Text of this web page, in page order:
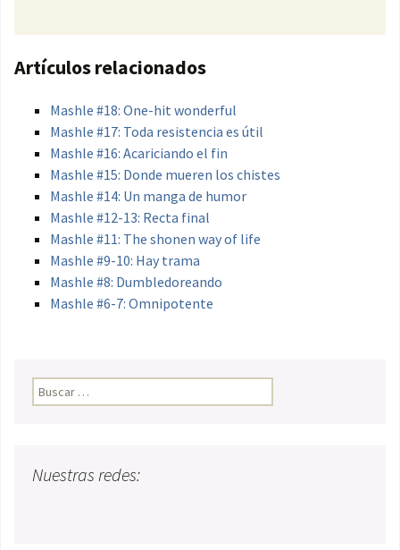
Artículos relacionados
Mashle #18: One-hit wonderful
Mashle #17: Toda resistencia es útil
Mashle #16: Acariciando el fin
Mashle #15: Donde mueren los chistes
Mashle #14: Un manga de humor
Mashle #12-13: Recta final
Mashle #11: The shonen way of life
Mashle #9-10: Hay trama
Mashle #8: Dumbledoreando
Mashle #6-7: Omnipotente
Buscar:
Nuestras redes: